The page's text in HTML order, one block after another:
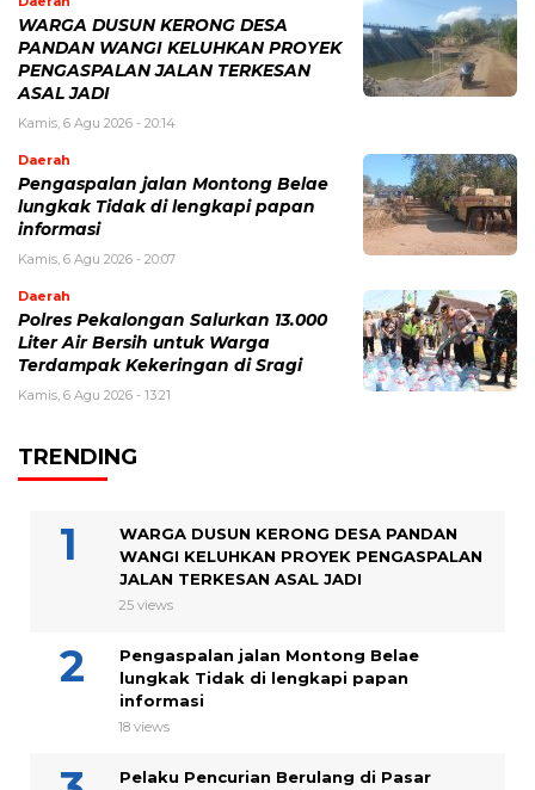
WARGA DUSUN KERONG DESA
PANDAN WANGI KELUHKAN PROYEK
PENGASPALAN JALAN TERKESAN
ASAL JADI
Kamis, 6 Agu 2026 - 20:14
Daerah
Pengaspalan jalan Montong Belae
lungkak Tidak di lengkapi papan
informasi
Kamis, 6 Agu 2026 - 20:07
Daerah
Polres Pekalongan Salurkan 13.000
Liter Air Bersih untuk Warga
Terdampak Kekeringan di Sragi
Kamis, 6 Agu 2026 - 13:21
TRENDING
WARGA DUSUN KERONG DESA PANDAN
WANGI KELUHKAN PROYEK PENGASPALAN
JALAN TERKESAN ASAL JADI
25 views
Pengaspalan jalan Montong Belae
lungkak Tidak di lengkapi papan
informasi
18 views
Pelaku Pencurian Berulang di Pasar